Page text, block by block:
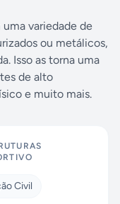
variedade de
ou metálicos,
Isso as torna uma
de alto
e muito mais.
Civil